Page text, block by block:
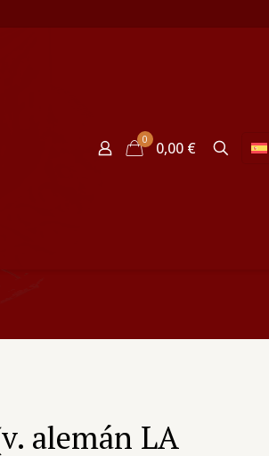
0 0,00 €
alemán LA